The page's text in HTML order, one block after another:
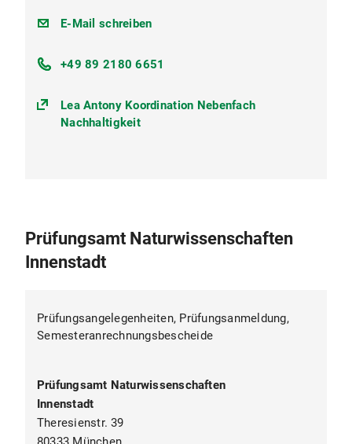
lea.antony@lmu.de
E-Mail schreiben
+49 89 2180 6651
Lea Antony Koordination Nebenfach
Nachhaltigkeit
Prüfungsamt Naturwissenschaften
Innenstadt
Prüfungsangelegenheiten, Prüfungsanmeldung,
Semesteranrechnungsbescheide
Prüfungsamt Naturwissenschaften
Innenstadt
Theresienstr. 39